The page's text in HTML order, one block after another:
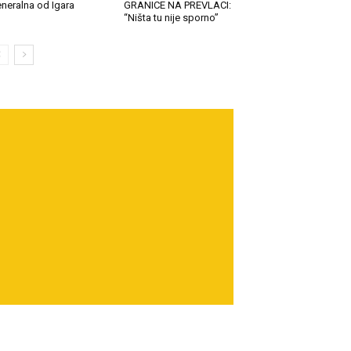
od Igara
GRANICE NA PREVLACI:
“Ništa tu nije sporno”